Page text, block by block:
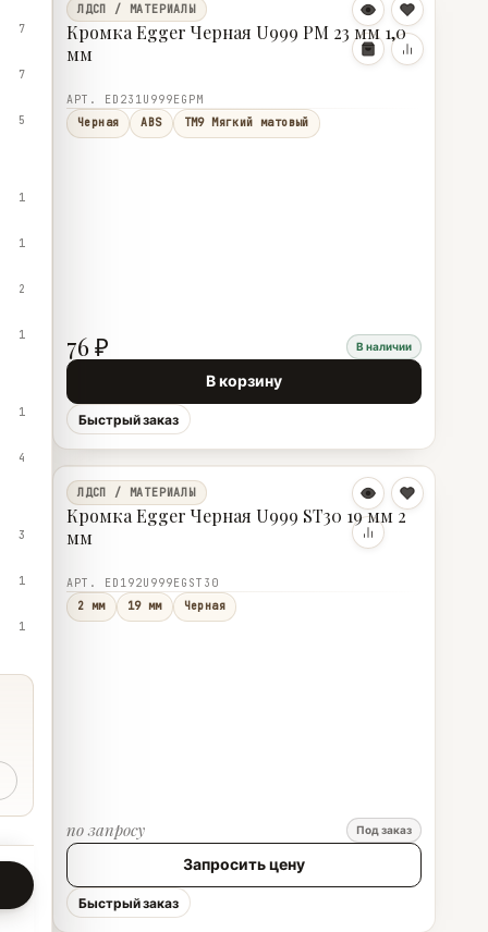
7
7
5
1
1
2
1
1
4
3
1
1
ЛДСП / МАТЕРИАЛЫ
Кромка Egger Черная U999 PM 23 мм 1,0
мм
АРТ. ED231U999EGPM
Черная
ABS TM9 Мягкий матовый
76 ₽ В наличии
В корзину
Быстрый заказ
ЛДСП / МАТЕРИАЛЫ
Кромка Egger Черная U999 ST30 19 мм 2
мм
АРТ. ED192U999EGST30
2 мм
19 мм Черная
по запросу Под заказ
Запросить цену
Быстрый заказ